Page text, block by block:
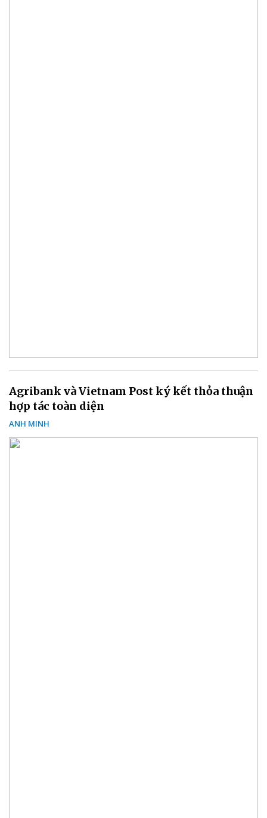
Agribank và Vietnam Post ký kết thỏa thuận
hợp tác toàn diện
ANH MINH